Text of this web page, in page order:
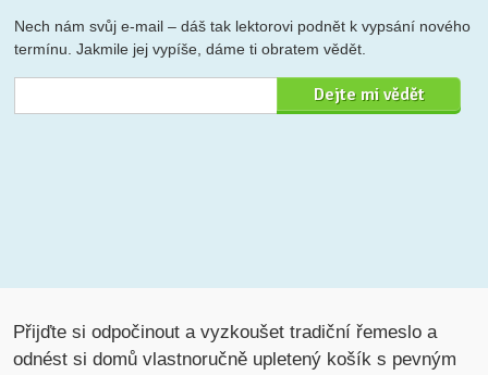
Nech nám svůj e-mail – dáš tak lektorovi podnět k vypsání nového
termínu. Jakmile jej vypíše, dáme ti obratem vědět.
Přijďte si odpočinout a vyzkoušet tradiční řemeslo a
odnést si domů vlastnoručně upletený košík s pevným